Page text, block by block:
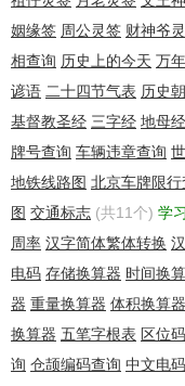
Tech Name: xu shixing
Tech Organization:
Tech Street:
Tech City: Foshan
Tech State/Province:
Tech Postal Code:
Tech Country: China
Tech Phone:
Tech Phone Ext:
Tech Fax:
Tech Fax Ext:
Tech Email:
Name Server:
Name Server:
Name Server:
Name Server:
姻缘签 周公灵签 财神爷
相查询 历史上的今天 万
谚语 二十四节气表 历史
基督教圣经 三字经 地母经
牌号查询 车辆违章查询
地铁线路图 北京车牌限行
图 交通标志 (共11个) 学
周率 汉字简体繁体转换
电码 存储换算器 时间换
器 重量换算器 体积换算器
换算器 五笔字根表 区位
询 仓颉编码查询 中文电